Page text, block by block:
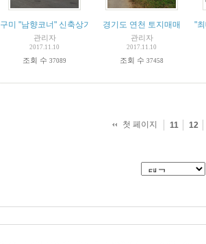
구미 "남향코너" 신축상가주택 (수익률22%)
관리자
2017.11.10
조회 수 37089
경기도 연천 토지매매
관리자
2017.11.10
조회 수 37458
"
첫 페이지 11 12